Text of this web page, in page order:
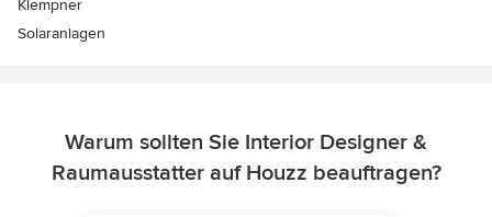
Klempner
Solaranlagen
Warum sollten Sie Interior Designer &
Raumausstatter auf Houzz beauftragen?